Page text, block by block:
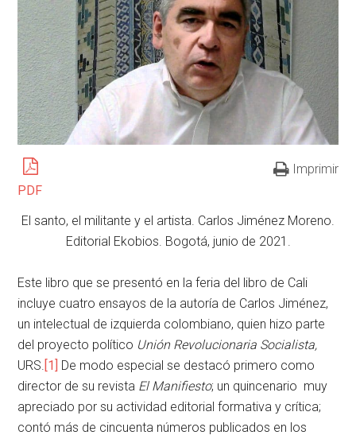
PDF
Imprimir
El santo, el militante y el artista. Carlos Jiménez Moreno.
Editorial Ekobios. Bogotá, junio de 2021.
Este libro que se presentó en la feria del libro de Cali
incluye cuatro ensayos de la autoría de Carlos Jiménez,
un intelectual de izquierda colombiano, quien hizo parte
del proyecto político Unión Revolucionaria Socialista,
URS. [1] De modo especial se destacó primero como
director de su revista El Manifiesto; un quincenario muy
apreciado por su actividad editorial formativa y crítica;
contó más de cincuenta números publicados en los